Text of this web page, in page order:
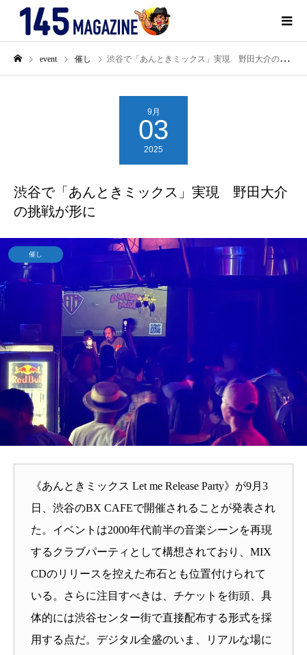
event 催し 渋谷で「あんときミックス」実現 野田大介の挑戦が形に
9月
03
2025
渋谷で「あんときミックス」実現 野田大介
の挑戦が形に
催し
《あんときミックス Let me Release Party》が9月3
日、渋谷のBX CAFEで開催されることが発表され
た。イベントは2000年代前半の音楽シーンを再現
するクラブパーティとして構想されており、MIX
CDのリリースを控えた布石とも位置付けられて
いる。さらに注目すべきは、チケットを街頭、具
体的には渋谷センター街で直接配布する形式を採
用する点だ。デジタル全盛のいま、リアルな場に